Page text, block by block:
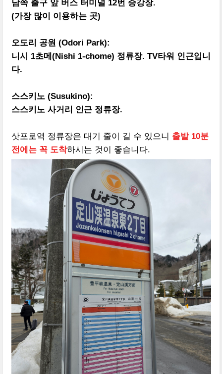
남쪽 출구 앞 버스 터미널 12번 승강장.
(가장 많이 이용하는 곳)
오도리 공원 (Odori Park):
니시 1초메(Nishi 1-chome) 정류장. TV타워 인근입니
다.
스스키노 (Susukino):
스스키노 사거리 인근 정류장.
삿포로역 정류장은 대기 줄이 길 수 있으니 출발 10분
전에는 꼭 도착하시는 것이 좋습니다.